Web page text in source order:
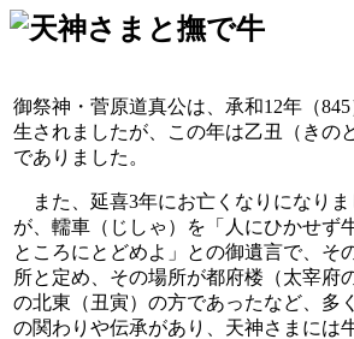
御祭神・菅原道真公は、承和12年（
生されましたが、この年は乙丑（きの
でありました。
また、延喜3年にお亡くなりになりま
が、轜車（じしゃ）を「人にひかせず
ところにとどめよ」との御遺言で、そ
所と定め、その場所が都府楼（太宰府
の北東（丑寅）の方であったなど、多
の関わりや伝承があり、天神さまには